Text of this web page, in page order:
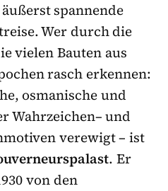
spannende
Wer durch die
vielen Bauten aus
rasch erkennen:
osmanische und
Wahrzeichen– und
verewigt – ist
. Er
von den